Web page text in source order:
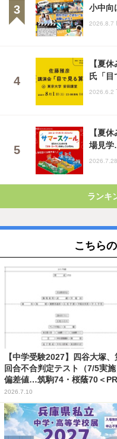
小中向
2026.8.7
【夏
氏「目
2026.6.2
【夏
場見
ランキ
こちら
【中学受験2027】四谷大塚、
回合不合判定テスト（7/5実施
偏差値…筑駒74・桜蔭70＜
2026.7.10